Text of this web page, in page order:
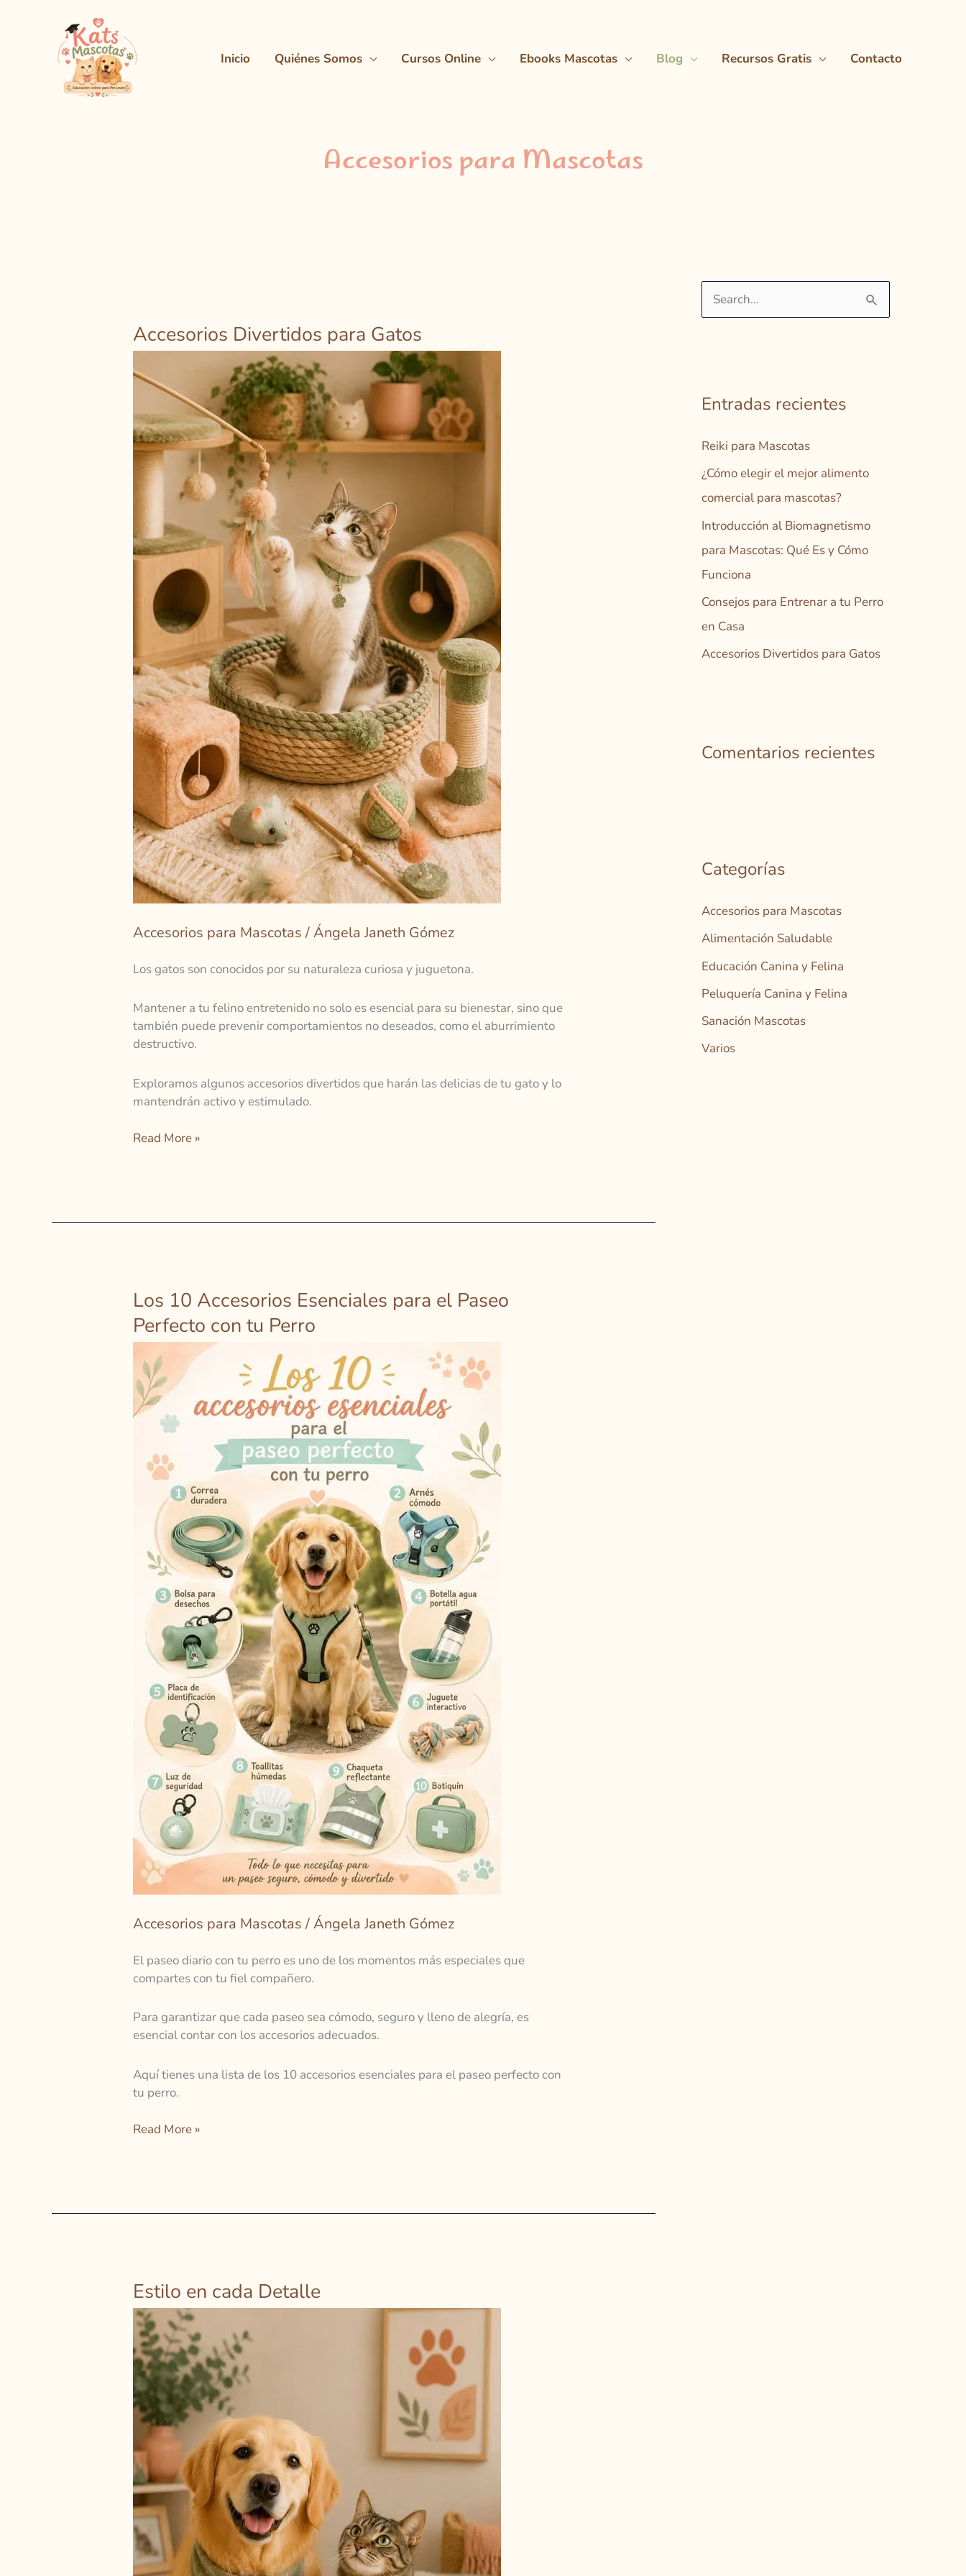
Inicio
Quiénes Somos Cursos Online Ebooks Mascotas Blog Recursos Gratis Contacto
Accesorios para Mascotas
Accesorios Divertidos para Gatos
Accesorios para Mascotas/Ángela Janeth Gómez
Los gatos son conocidos por su naturaleza curiosa y juguetona.
Mantener a tu felino entretenido no solo es esencial para su bienestar, sino que
también puede prevenir comportamientos no deseados, como el aburrimiento
destructivo.
Exploramos algunos accesorios divertidos que harán las delicias de tu gato y lo
mantendrán activo y estimulado.
Accesorios
Divertidos
para
Gatos
Read More »
Los 10 Accesorios Esenciales para el Paseo
Perfecto con tu Perro
Accesorios para Mascotas/Ángela Janeth Gómez
El paseo diario con tu perro es uno de los momentos más especiales que
compartes con tu fiel compañero.
Para garantizar que cada paseo sea cómodo, seguro y lleno de alegría, es
esencial contar con los accesorios adecuados.
Aquí tienes una lista de los 10 accesorios esenciales para el paseo perfecto con
tu perro.
Los
10
Accesorios
para
el
Paseo
Perfecto
Perro
Read More »
Estilo en cada Detalle
Estilo
en
cada
Detalle
a
p
o
r
:
Entradas recientes
Reiki para Mascotas
¿Cómo elegir el mejor alimento
comercial para mascotas?
Introducción al Biomagnetismo
para Mascotas: Qué Es y Cómo
Funciona
Consejos para Entrenar a tu Perro
en Casa
Accesorios Divertidos para Gatos
Comentarios recientes
Categorías
Accesorios para Mascotas
Alimentación Saludable
Educación Canina y Felina
Peluquería Canina y Felina
Sanación Mascotas
Varios